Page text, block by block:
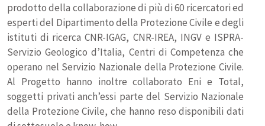
prodotto della collaborazione di più di 60 ricercatori ed
esperti del Dipartimento della Protezione Civile e degli
istituti di ricerca CNR-IGAG, CNR-IREA, INGV e ISPRA-
Servizio Geologico d’Italia, Centri di Competenza che
operano nel Servizio Nazionale della Protezione Civile.
Al Progetto hanno inoltre collaborato Eni e Total,
soggetti privati anch’essi parte del Servizio Nazionale
della Protezione Civile, che hanno reso disponibili dati